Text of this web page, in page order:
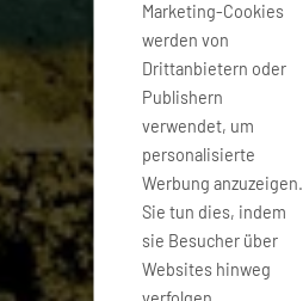
Marketing-Cookies
werden von
Drittanbietern oder
Publishern
verwendet, um
personalisierte
Werbung anzuzeigen.
Sie tun dies, indem
sie Besucher über
Websites hinweg